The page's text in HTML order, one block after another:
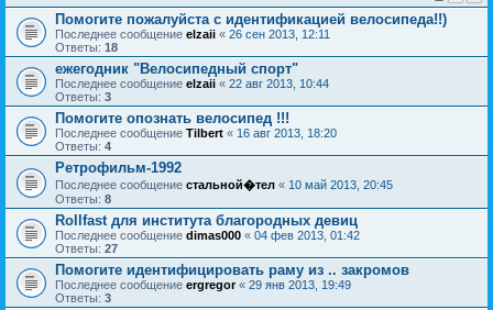
Помогите пожалуйста с идентификацией велосипеда!!)
Последнее сообщение elzaii « 26 сен 2013, 12:11
Ответы: 18
ежегодник "Велосипедный спорт"
Последнее сообщение elzaii « 22 авг 2013, 10:44
Ответы: 3
Помогите опознать велосипед !!!
Последнее сообщение Tilbert « 16 авг 2013, 18:20
Ответы: 4
Ретрофильм-1992
Последнее сообщение стальной�тел « 10 май 2013, 20:45
Ответы: 8
Rollfast для института благородных девиц
Последнее сообщение dimas000 « 04 фев 2013, 01:42
Ответы: 27
Помогите идентифицировать раму из .. закромов
Последнее сообщение ergregor« 29 янв 2013, 19:49
Ответы: 3